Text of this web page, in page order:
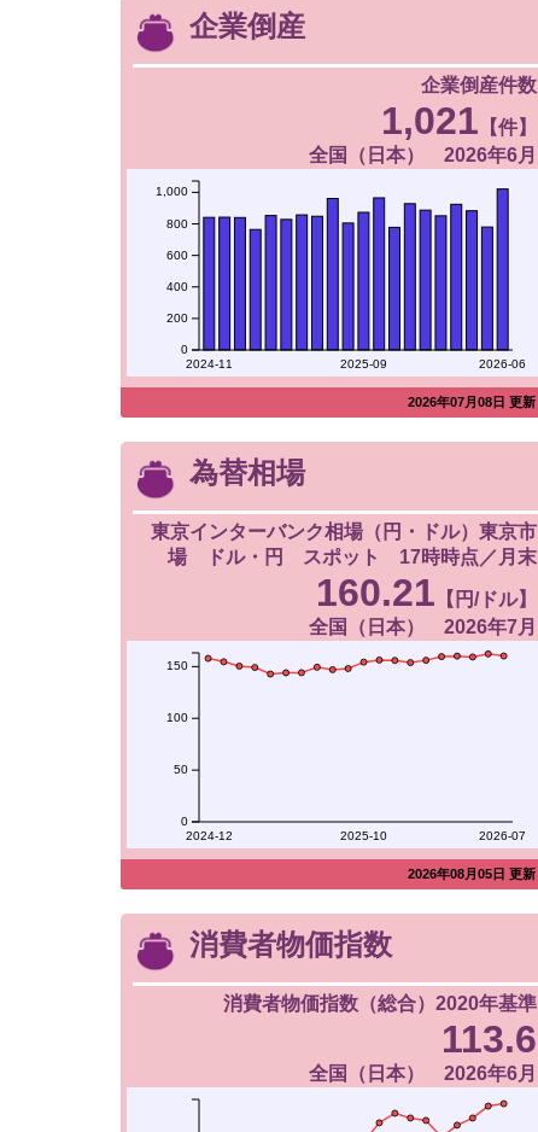
企業倒産
企業倒産件数
1,021 【件】
全国（日本） 2026年6月
2024-11 2025-09 2026-06
0
200
400
600
800
1,000
2026年07月08日 更新
為替相場
東京インターバンク相場（円・ドル）東京市
場 ドル・円 スポット 17時時点／月末
160.21 【円/ドル】
全国（日本） 2026年7月
2024-12 2025-10 2026-07
0
50
100
150
2026年08月05日 更新
消費者物価指数
消費者物価指数（総合）2020年基準
113.6
全国（日本） 2026年6月